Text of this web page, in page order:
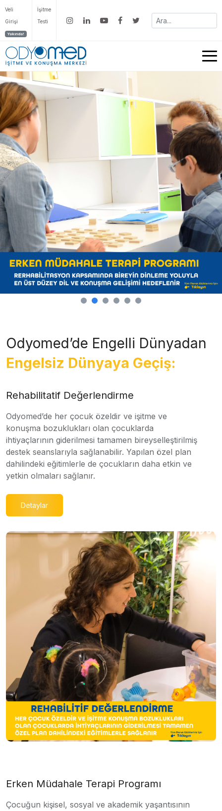
Veli
Girişi
Yakında!
İşitme
Testi
Odyomed’de Engelli Dünyadan
Engelsiz Dünyaya Geçiş:
Rehabilitatif Değerlendirme
Odyomed’de her çocuk özeldir ve işitme ve
konuşma bozuklukları olan çocuklarda
ihtiyaçlarının giderilmesi tamamen bireyselleştirilmiş
destek seanslarıyla sağlanabilir. Yapılan özel plan
dahilindeki eğitimlerle de çocukların daha etkin ve
yetkin olmaları sağlanır.
Detaylar
Erken Müdahale Terapi Programı
Çocuğun kişisel, sosyal ve akademik yaşantısının